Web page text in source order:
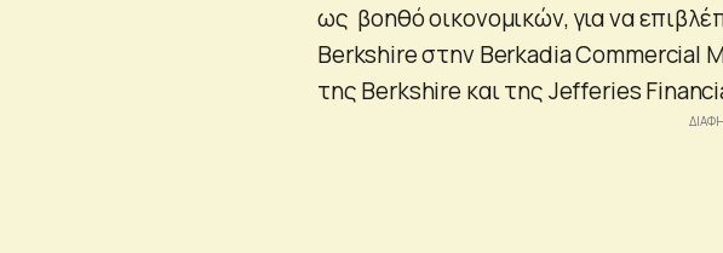
ως βοηθό οικονομικών, για να
Berkshire στην Berkadia Commercial
της Berkshire και της Jefferies